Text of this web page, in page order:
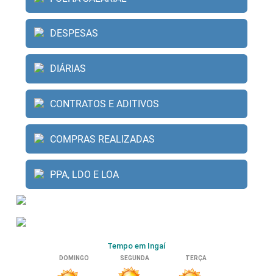
DESPESAS
DIÁRIAS
CONTRATOS E ADITIVOS
COMPRAS REALIZADAS
PPA, LDO E LOA